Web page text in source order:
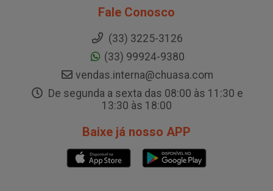
Fale Conosco
(33) 3225-3126
(33) 99924-9380
vendas.interna@chuasa.com
De segunda a sexta das 08:00 às 11:30 e
13:30 às 18:00
Baixe já nosso APP